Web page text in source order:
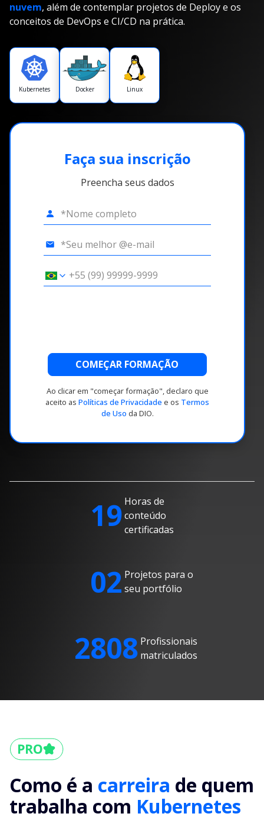
nuvem, além de contemplar projetos de Deploy e os
conceitos de DevOps e CI/CD na prática.
Kubernetes Docker Linux
Faça sua inscrição
Preencha seus dados
COMEÇAR FORMAÇÃO
Ao clicar em "começar formação", declaro que
aceito as Políticas de Privacidade e os Termos
de Uso da DIO.
19 Horas de
conteúdo
certificadas
02 Projetos para o
seu portfólio
2808 Profissionais
matriculados
Como é a carreira de quem
trabalha com Kubernetes